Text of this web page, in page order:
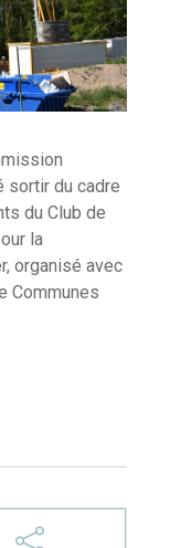
sortir du cadre
du Club de
la
organisé avec
Communes